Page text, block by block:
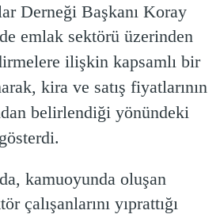
Derneği Başkanı Koray
emlak sektörü üzerinden
ilişkin kapsamlı bir
kira ve satış fiyatlarının
belirlendiği yönündeki
kamuoyunda oluşan
çalışanlarını yıprattığı